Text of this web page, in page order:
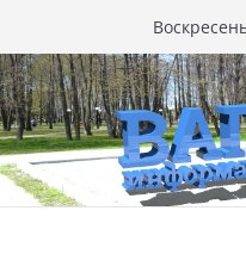
к
содержимому